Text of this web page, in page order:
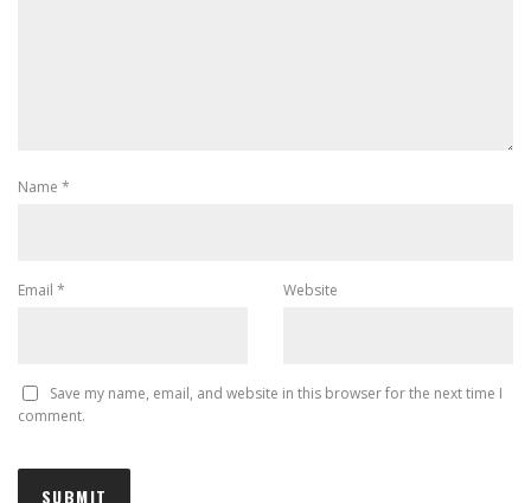
Name *
Email * Website
Save my name, email, and website in this browser for the next time I
comment.